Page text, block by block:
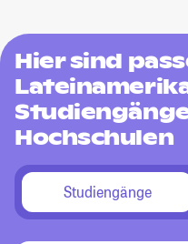
Hier sind
Hochschulen
Studiengänge